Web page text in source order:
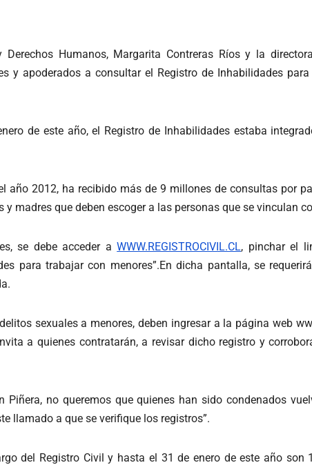
Humanos, Margarita Contreras Ríos y la
y apoderados a consultar el Registro de Inhabilidades
de este año, el Registro de Inhabilidades estaba
año 2012, ha recibido más de 9 millones de consultas por
madres que deben escoger a las personas que se vinculan
se debe acceder aWWW.REGISTROCIVIL.CL, pinchar el
para trabajar con menores”.En dicha pantalla, se
sexuales a menores, deben ingresar a la página web
a quienes contratarán, a revisar dicho registro y
Piñera, no queremos que quienes han sido condenados
llamado a que se verifique los registros”.
del Registro Civil y hasta el 31 de enero de este año